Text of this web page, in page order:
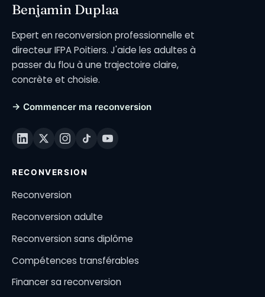
Benjamin Duplaa
Expert en reconversion professionnelle et
directeur IFPA Poitiers. J'aide les adultes à
passer du flou à une trajectoire claire,
concrète et choisie.
→ Commencer ma reconversion
RECONVERSION
Reconversion
Reconversion adulte
Reconversion sans diplôme
Compétences transférables
Financer sa reconversion